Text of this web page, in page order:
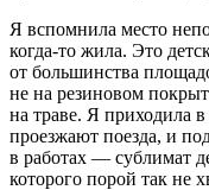
Я вспомнила место
когда-то жила. Это
от большинства
не на резиновом
на траве. Я приходила
проезжают поезда, и
в работах — сублимат
которого порой так не